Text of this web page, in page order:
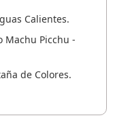
Calientes.
Machu Picchu -
de Colores.